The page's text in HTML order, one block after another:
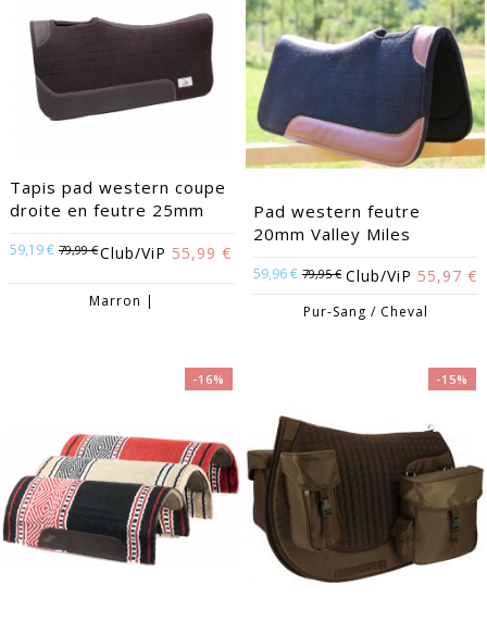
Tapis pad western coupe
droite en feutre 25mm
59,19 € 79,99 €Club/ViP 55,99 €
Marron |
Pad western feutre
20mm Valley Miles
59,96 € 79,95 € Club/ViP 55,97 €
Pur-Sang / Cheval
-16% -15%